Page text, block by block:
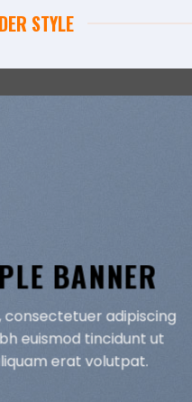
STYLE
BANNER
consectetuer adipiscing
euismod tincidunt ut
erat volutpat.